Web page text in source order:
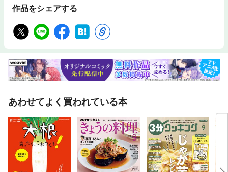
作品をシェアする
あわせてよく買われている本